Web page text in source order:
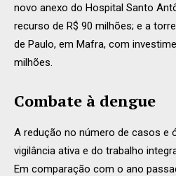
novo anexo do Hospital Santo
recurso de R$ 90 milhões; e a
de Paulo, em Mafra, com
milhões.
Combate à dengue
A redução no número de casos e
vigilância ativa e do trabalho
Em comparação com o ano